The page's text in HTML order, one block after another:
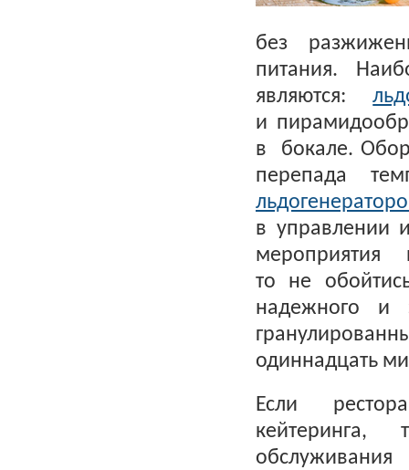
без
питания.
являются:
и
в бокале.
перепада
в управлении
мероприятия
то не
надежного и
одиннадцать
Если
кейтеринга,